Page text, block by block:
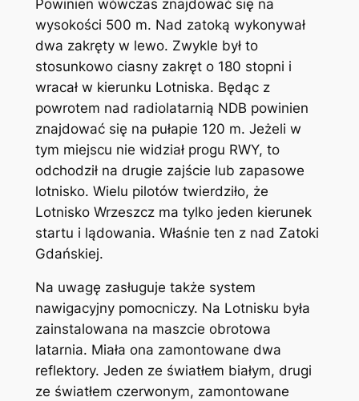
Powinien wówczas znajdować się na
wysokości 500 m. Nad zatoką wykonywał
dwa zakręty w lewo. Zwykle był to
stosunkowo ciasny zakręt o 180 stopni i
wracał w kierunku Lotniska. Będąc z
powrotem nad radiolatarnią NDB powinien
znajdować się na pułapie 120 m. Jeżeli w
tym miejscu nie widział progu RWY, to
odchodził na drugie zajście lub zapasowe
lotnisko. Wielu pilotów twierdziło, że
Lotnisko Wrzeszcz ma tylko jeden kierunek
startu i lądowania. Właśnie ten z nad Zatoki
Gdańskiej.
Na uwagę zasługuje także system
nawigacyjny pomocniczy. Na Lotnisku była
zainstalowana na maszcie obrotowa
latarnia. Miała ona zamontowane dwa
reflektory. Jeden ze światłem białym, drugi
ze światłem czerwonym, zamontowane